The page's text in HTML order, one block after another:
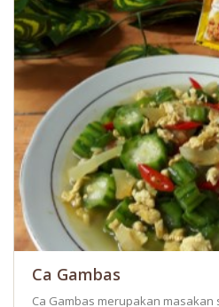
Ca Gambas
Ca Gambas merupakan